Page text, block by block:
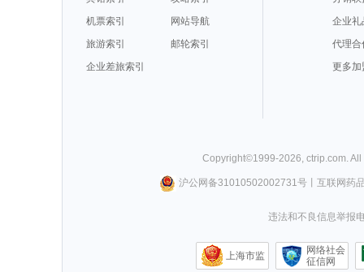
机票索引
网站导航
旅游索引
邮轮索引
企业差旅索引
企业礼
代理合
更多加
Copyright©1999-2026 ctrip.com .
沪公网备31010502002731号丨 互联网药
违法和不良信息举报
上海市监
网络社会
征信网